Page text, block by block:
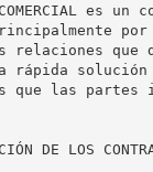
es un
que
rápida
que las partes
DE LOS